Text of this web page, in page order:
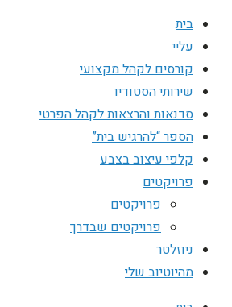
בית
עליי
קורסים לקהל מקצועי
שירותי הסטודיו
סדנאות והרצאות לקהל הפרטי
הספר “להרגיש בית”
קלפי עיצוב בצבע
פרויקטים
פרויקטים
פרויקטים שבדרך
ניוזלטר
מהיוטיוב שלי